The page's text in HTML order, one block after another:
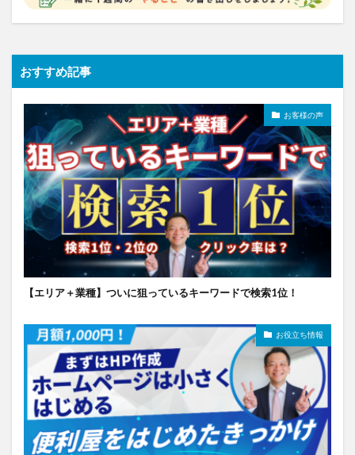
おすすめ記事
お客様の声
【エリア＋業種】ついに狙っているキーワードで検索1位！
お役立ち情報